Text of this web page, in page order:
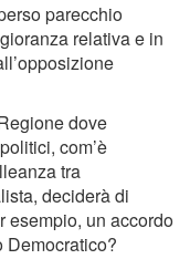
parecchio
relativa e in
dove
com’è
tra
deciderà di
esempio, un accordo
Democratico?